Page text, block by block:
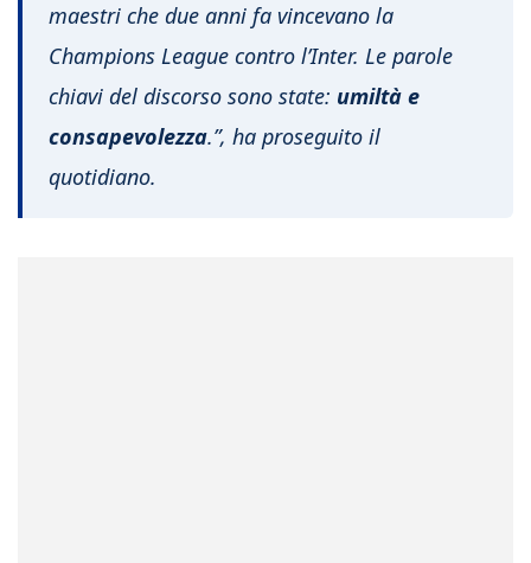
maestri che due anni fa vincevano la
Champions League contro l’Inter. Le parole
chiavi del discorso sono state: umiltà e
consapevolezza.”, ha proseguito il
quotidiano.